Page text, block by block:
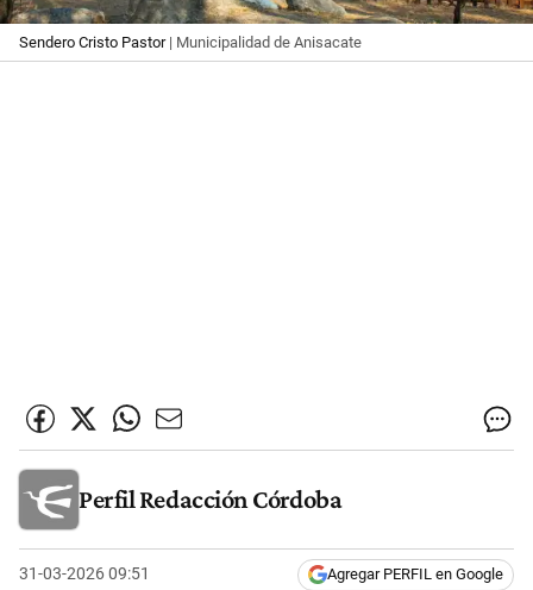
Sendero Cristo Pastor| Municipalidad de Anisacate
Perfil Redacción Córdoba
31-03-2026 09:51 Agregar PERFIL en Google